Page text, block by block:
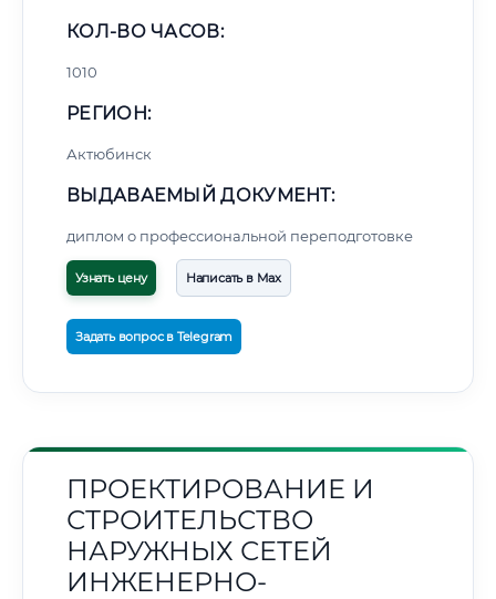
КОЛ-ВО ЧАСОВ:
1010
РЕГИОН:
Актюбинск
ВЫДАВАЕМЫЙ ДОКУМЕНТ:
диплом о профессиональной переподготовке
Узнать цену Написать в Max
Задать вопрос в Telegram
ПРОЕКТИРОВАНИЕ И
СТРОИТЕЛЬСТВО
НАРУЖНЫХ СЕТЕЙ
ИНЖЕНЕРНО-